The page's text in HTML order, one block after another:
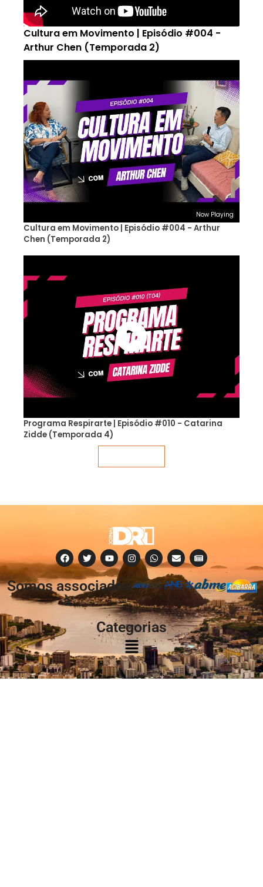
Cultura em Movimento | Episódio #004 -
Arthur Chen (Temporada 2)
Now Playing
Cultura em Movimento | Episódio #004 - Arthur
Chen (Temporada 2)
Programa Respirarte | Episódio #010 - Catarina
Zidde (Temporada 4)
Somos associados
à:
Categorias